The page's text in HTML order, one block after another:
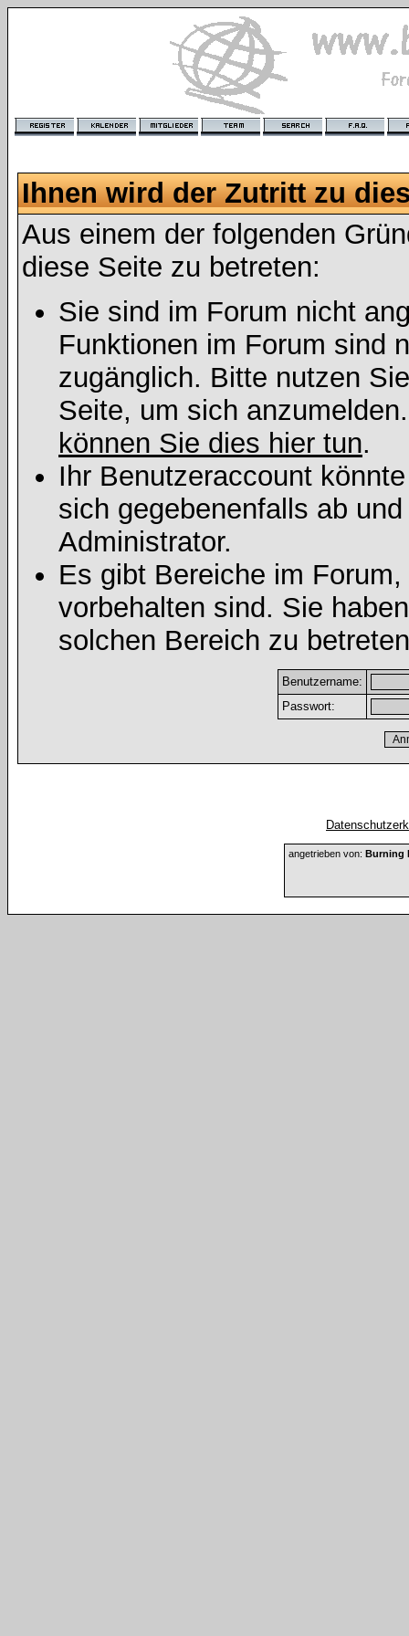
Ihnen wird der Zutritt zu
Aus einem der folgenden
diese Seite zu betreten:
Sie sind im Forum nicht
Funktionen im Forum sind
zugänglich. Bitte nutzen
Seite, um sich
können Sie dies hier tun.
Ihr Benutzeraccount
sich gegebenenfalls ab
Administrator.
Es gibt Bereiche im
vorbehalten sind. Sie
solchen Bereich zu
Benutzername:
Passwort:
angetrieben von: Burning